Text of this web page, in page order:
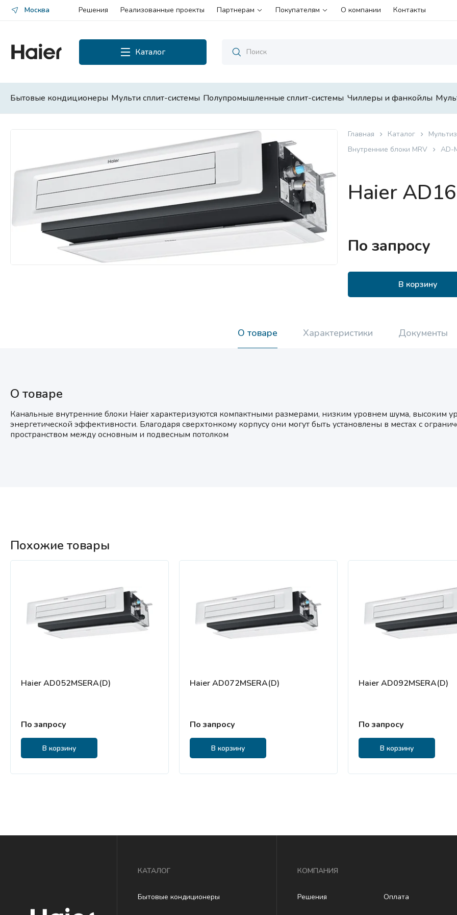
Москва Решения Реализованные проекты Партнерам Покупателям О компании Контакты
Каталог
Бытовые кондиционеры Мульти сплит-системы Полупромышленные сплит-системы Чиллеры и фанкойлы
Каталог Смотреть все
Мульти сплит-системы
Полупромышленные сплит-
системы
Чиллеры и фанкойлы
Мультизональные системы
кондиционирования
Главная Каталог
Внутренние блоки MRV
AD-
Haier
По запросу
В корзину
О товаре Характеристики Документы
О товаре
Канальные внутренние блоки Haier характеризуются компактными размерами, низким уровнем шума, высоким
энергетической эффективности. Благодаря сверхтонкому корпусу они могут быть установлены в местах с
пространством между основным и подвесным потолком
Похожие товары
Haier AD052MSERA(D)
По запросу
В корзину
Haier AD072MSERA(D)
По запросу
В корзину
Haier AD092MSERA(D)
По запросу
В корзину
КАТАЛОГ
Бытовые кондиционеры
КОМПАНИЯ
Решения Оплата